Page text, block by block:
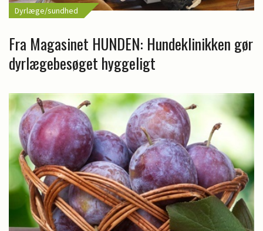
Dyrlæge/sundhed
Fra Magasinet HUNDEN: Hundeklinikken gør
dyrlægebesøget hyggeligt